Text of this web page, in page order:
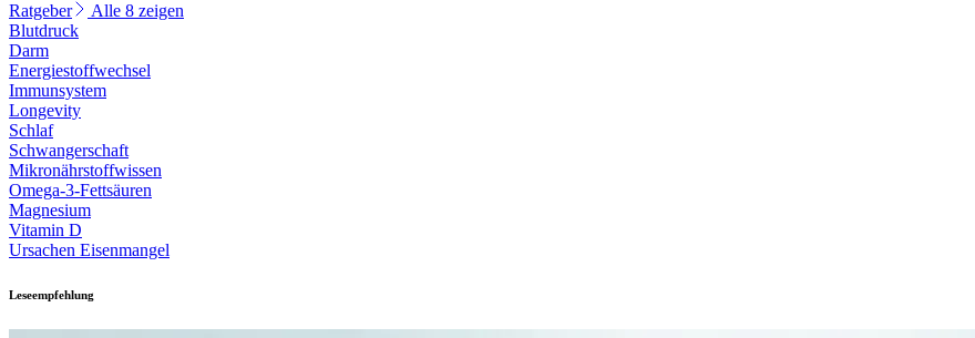
Ratgeber
Alle 8 zeigen
Blutdruck
Darm
Energiestoffwechsel
Immunsystem
Longevity
Schlaf
Schwangerschaft
Mikronährstoffwissen
Omega-3-Fettsäuren
Magnesium
Vitamin D
Ursachen Eisenmangel
Leseempfehlung